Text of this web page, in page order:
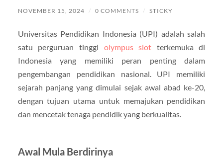
NOVEMBER 15, 2024 / 0 COMMENTS / STICKY
Universitas Pendidikan Indonesia (UPI) adalah salah
satu perguruan tinggi olympus slot terkemuka di
Indonesia yang memiliki peran penting dalam
pengembangan pendidikan nasional. UPI memiliki
sejarah panjang yang dimulai sejak awal abad ke-20,
dengan tujuan utama untuk memajukan pendidikan
dan mencetak tenaga pendidik yang berkualitas.
Awal Mula Berdirinya